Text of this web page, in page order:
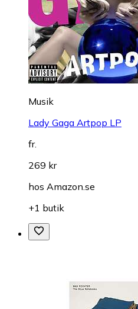
Musik
Lady Gaga Artpop LP
fr.
269 kr
hos Amazon.se
+1 butik